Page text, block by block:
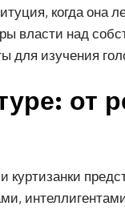
когда она
власти над
для изучения
от
куртизанки